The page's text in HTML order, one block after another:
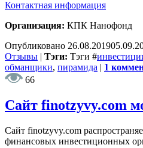
Контактная информация
Организация: КПК Нанофонд
Опубликовано 26.08.2019
Отзывы | Тэги: Тэги #
обманщики, пирамида | 1
66
Сайт finotzyvy.com
Сайт finotzyvy.com
финансовых инвестиционных